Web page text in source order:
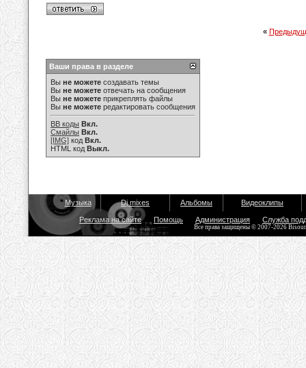
«
Ваши права в разделе
Вы не можете создавать темы
Вы не можете отвечать на сообщения
Вы не можете прикреплять файлы
Вы не можете редактировать сообщения
BB коды Вкл.
Смайлы Вкл.
[IMG] код Вкл.
HTML код Выкл.
Музыка Dj mixes Альбомы Видеоклипы
Реклама на сайте Помощь Администрация Служба
Все права защищены © 2007-2026